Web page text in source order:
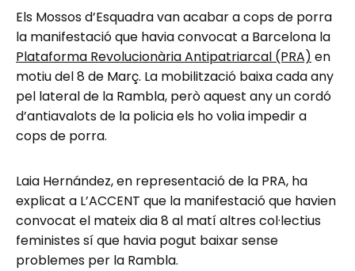
Els Mossos d’Esquadra van acabar a cops de porra
la manifestació que havia convocat a Barcelona la
Plataforma Revolucionària Antipatriarcal (PRA) en
motiu del 8 de Març. La mobilització baixa cada any
pel lateral de la Rambla, però aquest any un cordó
d’antiavalots de la policia els ho volia impedir a
cops de porra.
Laia Hernández, en representació de la PRA, ha
explicat a L’ACCENT que la manifestació que havien
convocat el mateix dia 8 al matí altres col·lectius
feministes sí que havia pogut baixar sense
problemes per la Rambla.